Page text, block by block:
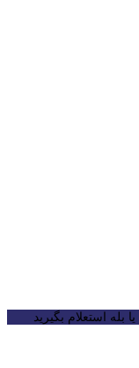
بله استعلام بگیرید